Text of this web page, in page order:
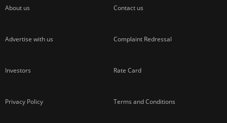
About us Contact us
Advertise with us Complaint Redressal
Investors Rate Card
Privacy Policy Terms and Conditions